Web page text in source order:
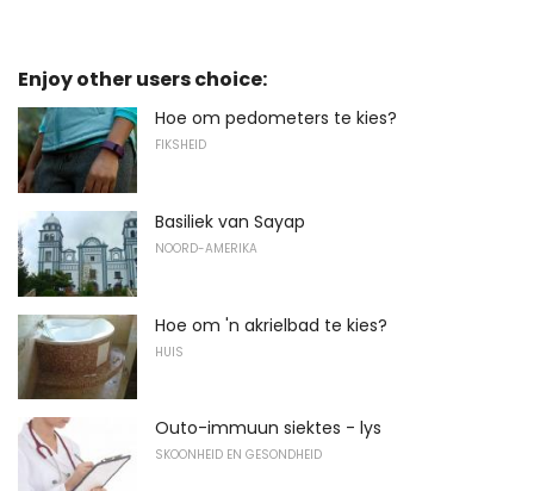
Enjoy other users choice:
Hoe om pedometers te kies?
FIKSHEID
Basiliek van Sayap
NOORD-AMERIKA
Hoe om 'n akrielbad te kies?
HUIS
Outo-immuun siektes - lys
SKOONHEID EN GESONDHEID